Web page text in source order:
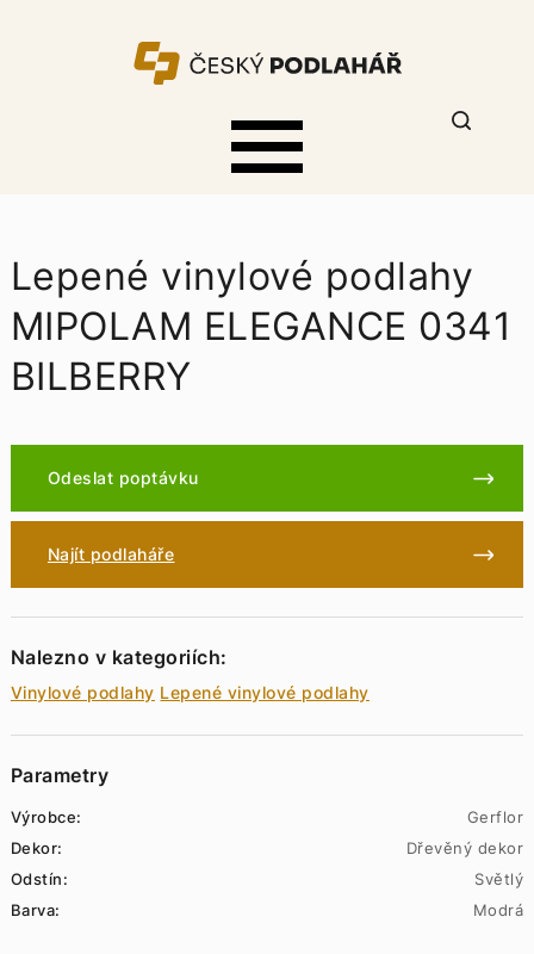
Lepené vinylové podlahy
MIPOLAM ELEGANCE 0341
BILBERRY
Odeslat poptávku
Najít podlaháře
Nalezno v kategoriích:
Vinylové podlahy Lepené vinylové podlahy
Parametry
Výrobce:
Gerflor
Dekor:
Dřevěný dekor
Odstín:
Světlý
Barva:
Modrá